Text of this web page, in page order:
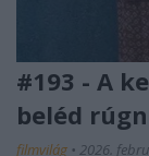
#193 - A
beléd
filmvilág • 2026.